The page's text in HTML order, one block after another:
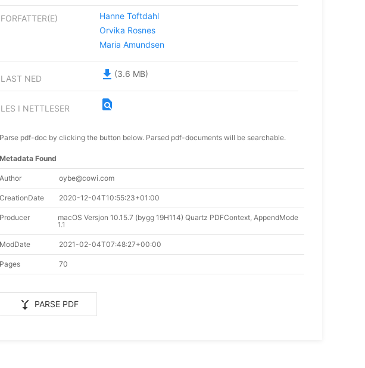
FORFATTER(E)
Hanne Toftdahl
Orvika Rosnes
Maria Amundsen
LAST NED file_download (3.6 MB)
LES I NETTLESER find_in_page
Parse pdf-doc by clicking the button below. Parsed pdf-documents will be searchable.
Metadata Found
Author oybe@cowi.com
CreationDate 2020-12-04T10:55:23+01:00
Producer
macOS Versjon 10.15.7 (bygg 19H114) Quartz PDFContext, AppendMode
1.1
ModDate 2021-02-04T07:48:27+00:00
Pages 70
merge_type PARSE PDF